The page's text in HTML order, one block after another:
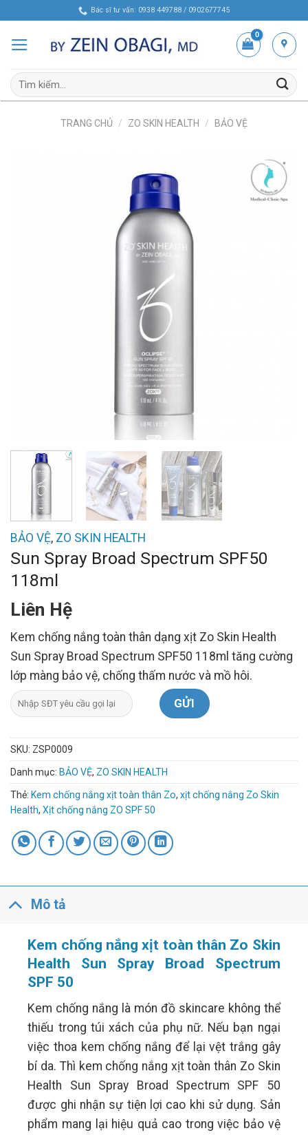
content
Bác sĩ tư vấn: 0938 449788 / 0902677745
Tìm
kiếm:
TRANG CHỦ / ZO SKIN HEALTH / BẢO VỆ
BẢO VỆ, ZO SKIN HEALTH
Sun Spray Broad Spectrum SPF50
118ml
Liên Hệ
Kem chống nắng toàn thân dạng xịt Zo Skin Health
Sun Spray Broad Spectrum SPF50 118ml tăng cường
lớp màng bảo vệ, chống thấm nước và mồ hôi.
SKU: ZSP0009
Danh mục: BẢO VỆ, ZO SKIN HEALTH
Thẻ: Kem chống nắng xịt toàn thân Zo, xịt chống nắng Zo Skin
Health, Xịt chống nắng ZO SPF 50
Mô tả
Kem chống nắng xịt toàn thân Zo Skin
Health Sun Spray Broad Spectrum
SPF 50
Kem chống nắng là món đồ skincare không thể
thiếu trong túi xách của phụ nữ. Nếu bạn ngại
việc thoa kem chống nắng để lại vệt trắng gây
bí da. Thì kem chống nắng xịt toàn thân Zo Skin
Health Sun Spray Broad Spectrum SPF 50
được ghi nhận sự tiện lợi cao khi sử dụng. Sản
phẩm mang lại hiệu quả cao trong việc bảo vệ